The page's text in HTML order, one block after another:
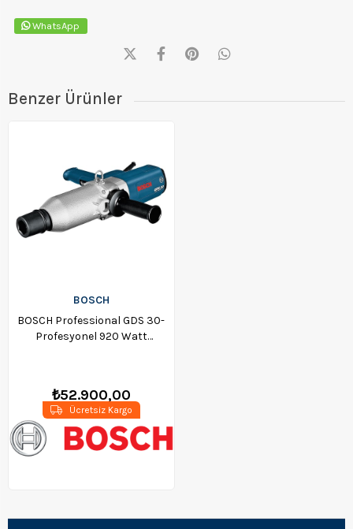
WhatsApp
Benzer Ürünler
BOSCH
BOSCH Professional GDS 30-
Profesyonel 920 Watt
₺52.900,00
Ücretsiz Kargo